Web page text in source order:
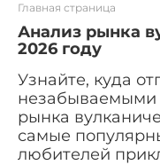
Главная страница
Анализ рынка
2026 году
Узнайте, куда
незабываемыми
рынка
самые
любителей